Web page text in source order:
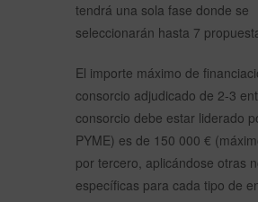
tendrá una sola fase donde se
seleccionarán hasta 7
El importe máximo de
consorcio adjudicado de 2-3
consorcio debe estar liderado
PYME) es de 150 000 €
por tercero, aplicándose otras
específicas para cada tipo de